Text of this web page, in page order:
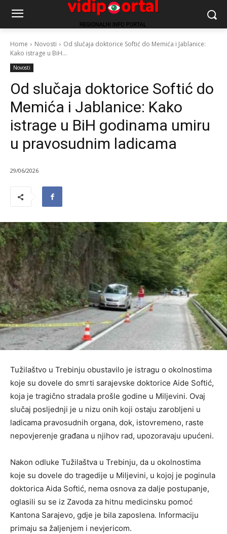
Home Novosti
Od slučaja doktorice Softić do Memića i Jablanice:
Kako istrage u BiH...
Novosti
Od slučaja doktorice Softić do
Memića i Jablanice: Kako
istrage u BiH godinama umiru
u pravosudnim ladicama
29/06/2026
Tužilaštvo u Trebinju obustavilo je istragu o okolnostima
koje su dovele do smrti sarajevske doktorice Aide Softić,
koja je tragično stradala prošle godine u Miljevini. Ovaj
slučaj posljednji je u nizu onih koji ostaju zarobljeni u
ladicama pravosudnih organa, dok, istovremeno, raste
nepovjerenje građana u njihov rad, upozoravaju upućeni.
Nakon odluke Tužilaštva u Trebinju, da u okolnostima
koje su dovele do tragedije u Miljevini, u kojoj je poginula
doktorica Aida Softić, nema osnova za dalje postupanje,
oglasili su se iz Zavoda za hitnu medicinsku pomoć
Kantona Sarajevo, gdje je bila zaposlena. Informaciju
primaju sa žaljenjem i nevjericom.